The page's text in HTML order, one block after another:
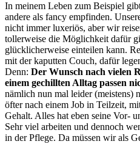
In meinem Leben zum Beispiel
andere als fancy empfinden.
nicht immer luxeriös, aber wir
tollerweise die Möglichkeit dafür
glücklicherweise einteilen kann.
mit der kaputten Couch, dafür
Denn: Der Wunsch nach vielen
einem gechillten Alltag passen
nämlich nun mal leider (meistens)
öfter nach einem Job in Teilzeit,
Gehalt. Alles hat eben seine Vor-
Sehr viel arbeiten und dennoch
in der Pflege. Da müssen wir als